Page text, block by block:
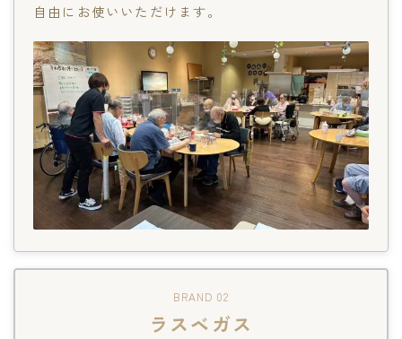
自由にお使いいただけます。
BRAND 02
ラスベガス